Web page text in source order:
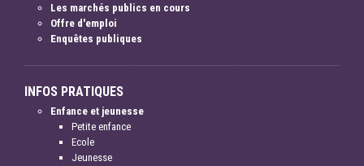
Les marchés publics en cours
Offre d'emploi
Enquêtes publiques
INFOS PRATIQUES
Enfance et jeunesse
Petite enfance
Ecole
Jeunesse